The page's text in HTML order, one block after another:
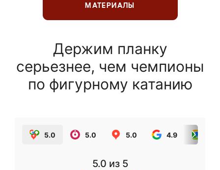
МАТЕРИАЛЫ
Держим планку
серьезнее, чем чемпионы
по фигурному катанию
5.0 5.0 5.0 4.9
5.0 из 5